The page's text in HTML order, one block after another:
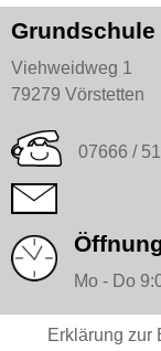
Viehweidweg 1
79279 Vörstetten
07666 /
Mo - Do
Erklärung zur